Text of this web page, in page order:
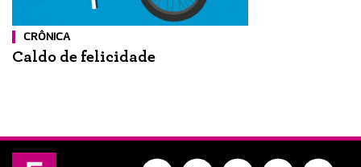
CRÔNICA
Caldo de felicidade